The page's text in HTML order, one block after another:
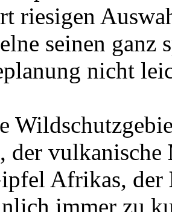
riesigen
seinen ganz
nicht
, der vulkanische
Afrikas, der
immer zu